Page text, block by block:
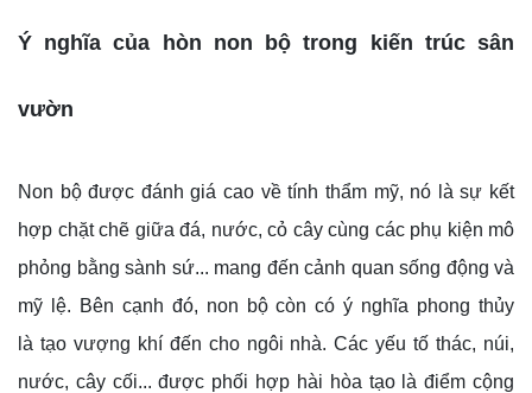
Ý nghĩa của hòn non bộ trong kiến trúc sân
vườn
Non bộ được đánh giá cao về tính thẩm mỹ, nó là sự kết
hợp chặt chẽ giữa đá, nước, cỏ cây cùng các phụ kiện mô
phỏng bằng sành sứ... mang đến cảnh quan sống động và
mỹ lệ. Bên cạnh đó, non bộ còn có ý nghĩa phong thủy
là tạo vượng khí đến cho ngôi nhà. Các yếu tố thác, núi,
nước, cây cối... được phối hợp hài hòa tạo là điểm cộng